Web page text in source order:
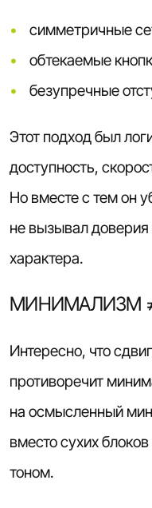
симметричные
обтекаемые
безупречные
Этот подход был
доступность,
Но вместе с тем он
не вызывал
характера.
МИНИМАЛИЗМ
Интересно, что
противоречит
на осмысленный
вместо сухих
тоном.